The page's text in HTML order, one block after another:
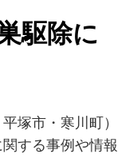
駆除に
塚市・寒川町）
する事例や情報